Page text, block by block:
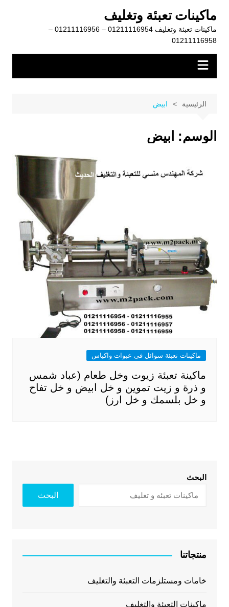
المحتوى
ماكينات تعبئة وتغليف
ماكينات تعبئة وتغليف 01211116954 – 01211116956 –
01211116958
الرئيسية ابيض
الوسم: ابيض
ماكينات تعبئة سوائل فى عبوات واكياس
ماكينة تعبئة زيوت وخل طعام (عباد شمس
و ذرة و زيت تموين و خل ابيض و خل تفاح
و خل بلسمك و خل ارز)
البحث
البحث
منتجاتنا
خامات ومستلزمات التعبئة والتغليف
ماكينات التعبئة والتغليف